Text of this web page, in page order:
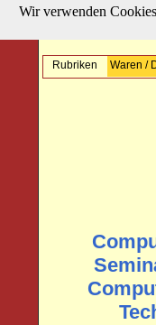
Rubriken Waren /
Wir verwenden